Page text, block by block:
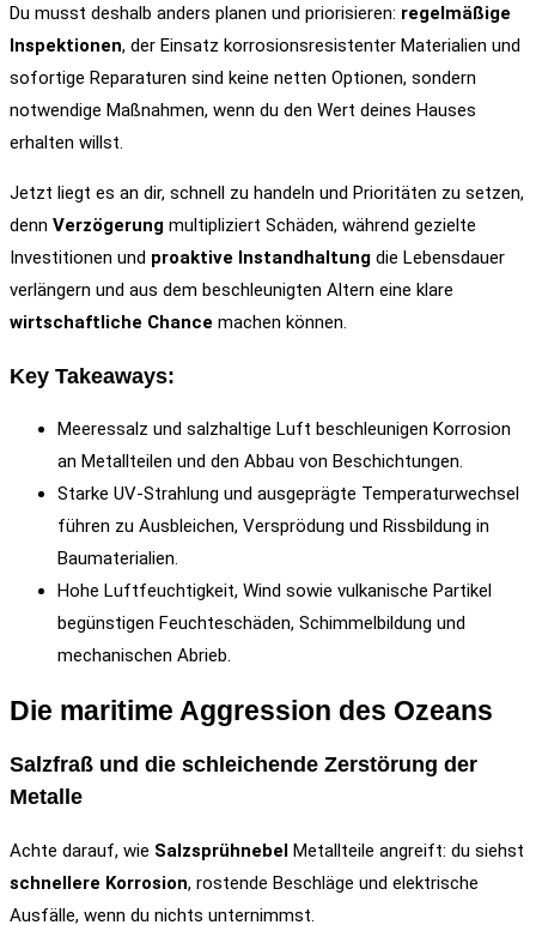
Du musst deshalb anders planen und priorisieren: regelmäßige
Inspektionen, der Einsatz korrosionsresistenter Materialien und
sofortige Reparaturen sind keine netten Optionen, sondern
notwendige Maßnahmen, wenn du den Wert deines Hauses
erhalten willst.
Jetzt liegt es an dir, schnell zu handeln und Prioritäten zu setzen,
denn Verzögerung multipliziert Schäden, während gezielte
Investitionen und proaktive Instandhaltung die Lebensdauer
verlängern und aus dem beschleunigten Altern eine klare
wirtschaftliche Chance machen können.
Key Takeaways:
Meeressalz und salzhaltige Luft beschleunigen Korrosion
an Metallteilen und den Abbau von Beschichtungen.
Starke UV‑Strahlung und ausgeprägte Temperaturwechsel
führen zu Ausbleichen, Versprödung und Rissbildung in
Baumaterialien.
Hohe Luftfeuchtigkeit, Wind sowie vulkanische Partikel
begünstigen Feuchteschäden, Schimmelbildung und
mechanischen Abrieb.
Die maritime Aggression des Ozeans
Salzfraß und die schleichende Zerstörung der
Metalle
Achte darauf, wie Salzsprühnebel Metallteile angreift: du siehst
schnellere Korrosion, rostende Beschläge und elektrische
Ausfälle, wenn du nichts unternimmst.